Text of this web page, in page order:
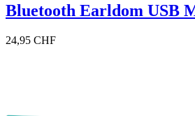
Bluetooth Earldom USB
24,95 CHF